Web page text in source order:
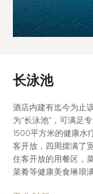
长泳池
酒店内建有迄今为止
为“长泳池”，可满足
1500平方米的健康水
客开放，四周摆满了
住客开放的用餐区，
菜肴等健康美食琳琅满